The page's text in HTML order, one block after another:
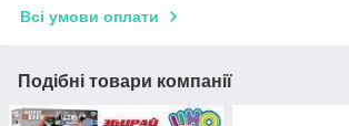
Всі умови оплати
Подібні товари компанії